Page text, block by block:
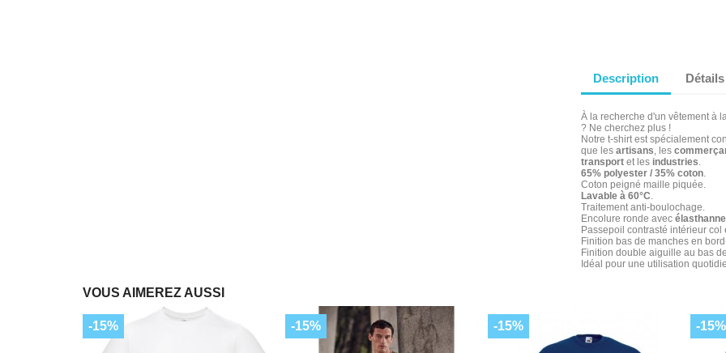
Description
À la recherche d'un vêtement à
? Ne cherchez plus !
Notre t-shirt est spécialement
que les artisans, les
transport et les industries.
65% polyester / 35% coton.
Coton peigné maille piquée.
Lavable à 60°C.
Traitement anti-boulochage.
Encolure ronde avec élasthanne
Passepoil contrasté intérieur col
Finition bas de manches en
Finition double aiguille au bas
Idéal pour une utilisation
VOUS AIMEREZ AUSSI
-15% -15% -15% -15%